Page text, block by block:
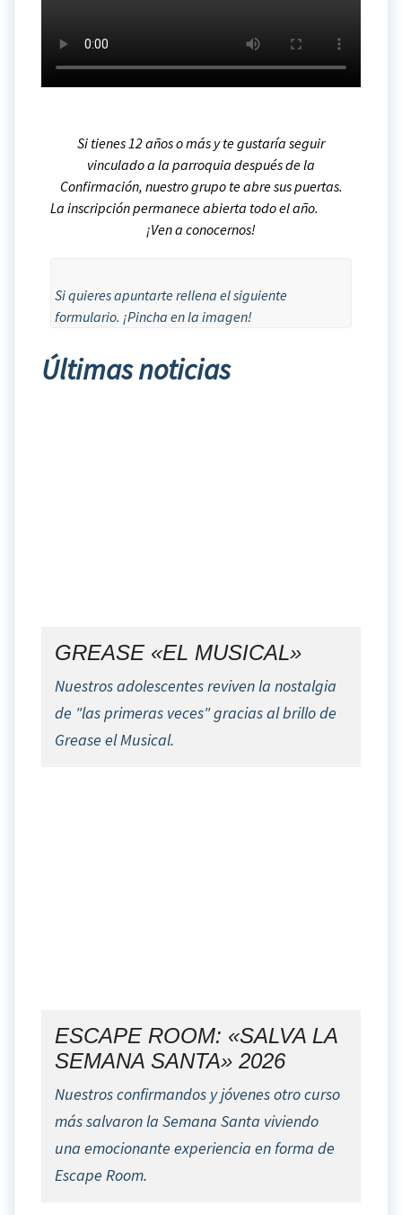
Si tienes 12 años o más y te gustaría seguir
vinculado a la parroquia después de la
Confirmación, nuestro grupo te abre sus puertas.
La inscripción permanece abierta todo el año.
¡Ven a conocernos!
Si quieres apuntarte rellena el siguiente
formulario. ¡Pincha en la imagen!
Últimas noticias
GREASE «EL MUSICAL»
Nuestros adolescentes reviven la nostalgia
de "las primeras veces" gracias al brillo de
Grease el Musical.
ESCAPE ROOM: «SALVA LA
SEMANA SANTA» 2026
Nuestros confirmandos y jóvenes otro curso
más salvaron la Semana Santa viviendo
una emocionante experiencia en forma de
Escape Room.